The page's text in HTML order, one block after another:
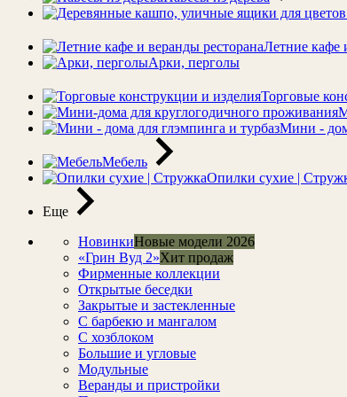
Летние кафе
Арки, перголы
Торговые
Мини -
Мебель
Опилки сухие |
Еще
НовинкиНовые модели 2026
«Грин Вуд 2»Хит продаж
Фирменные коллекции
Открытые беседки
Закрытые и застекленные
С барбекю и мангалом
С хозблоком
Большие и угловые
Модульные
Веранды и пристройки